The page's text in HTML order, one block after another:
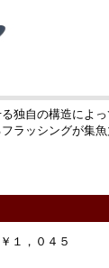
独自の構造によ
ラッシングが集
１，０４５